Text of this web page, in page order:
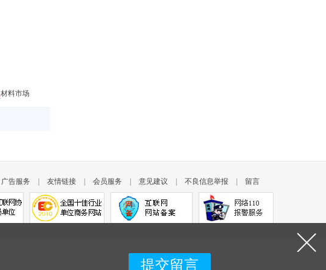
材料市场
广告服务 友情链接 会员服务 意见建议 不良信息举报 留言